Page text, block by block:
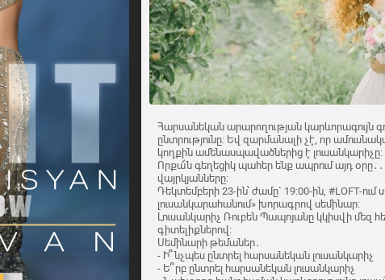
Հարսանեկան արարողության կարևորագույն
ընտրությունը։ Եվ զարմանալի չէ, որ
կողքին ամենասպավածներից է լուսանկարիչը։
Որքա՜ն գեղեցիկ պահեր ենք ապրում այդ
վայրկյանները:
Դեկտեմբերի 23-ին՝ ժամը` 19։00-ին, #LOFT-
լուսանկարահանում» խորագրով սեմինար։
Լուսանկարիչ Ռուբեն Պապոյանը կկիսվի
գիտելիքներով։
Սեմինարի թեմաներ․
- Ի՞նչպես ընտրել հարսանեկան լուսանկարիչ
- Ե՞րբ ընտրել հարսանեկան լուսանկարիչ